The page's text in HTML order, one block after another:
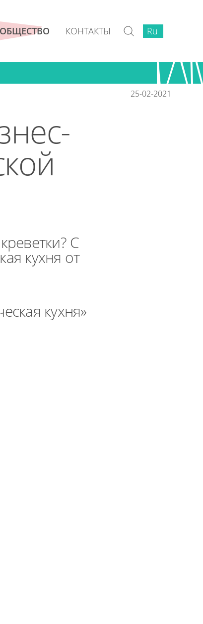
ОБЩЕСТВО КОНТАКТЫ Ru
Ru
25-02-2021
С
кухня от
кухня»